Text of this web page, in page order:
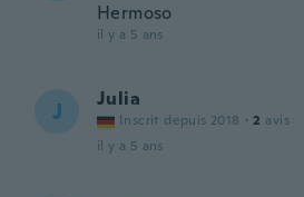
Hermoso
il y a 5 ans
J Julia
Inscrit depuis 2018 · 2 avis
il y a 5 ans